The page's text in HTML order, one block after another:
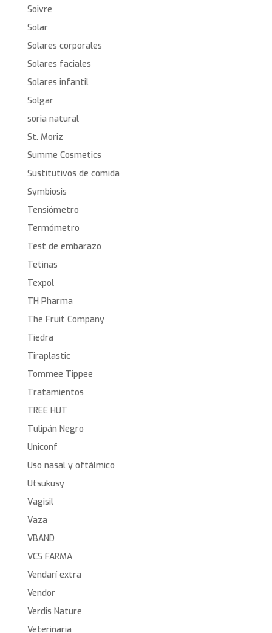
Soivre
Solar
Solares corporales
Solares faciales
Solares infantil
Solgar
soria natural
St. Moriz
Summe Cosmetics
Sustitutivos de comida
Symbiosis
Tensiómetro
Termómetro
Test de embarazo
Tetinas
Texpol
TH Pharma
The Fruit Company
Tiedra
Tiraplastic
Tommee Tippee
Tratamientos
TREE HUT
Tulipán Negro
Uniconf
Uso nasal y oftálmico
Utsukusy
Vagisil
Vaza
VBAND
VCS FARMA
Vendarí extra
Vendor
Verdis Nature
Veterinaria